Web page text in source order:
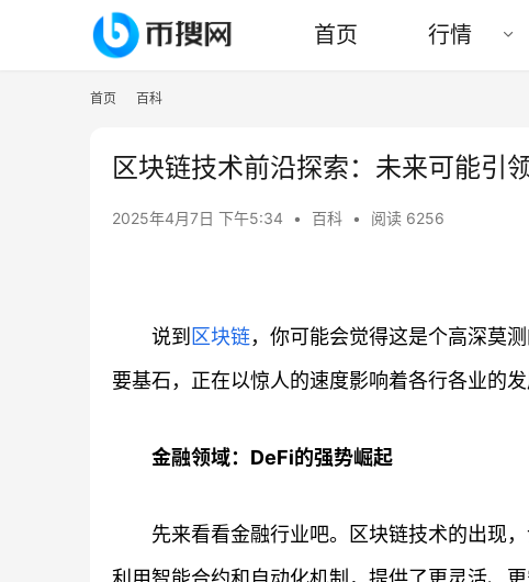
首页 行情
首页 百科
区块链技术前沿探索：未来可能引
2025年4月7日 下午5:34 • 百科 • 阅读 6256
说到 区块链，你可能会觉得这是个高深莫
要基石，正在以惊人的速度影响着各行各业的
金融领域：DeFi的强势崛起
先来看看金融行业吧。区块链技术的出现